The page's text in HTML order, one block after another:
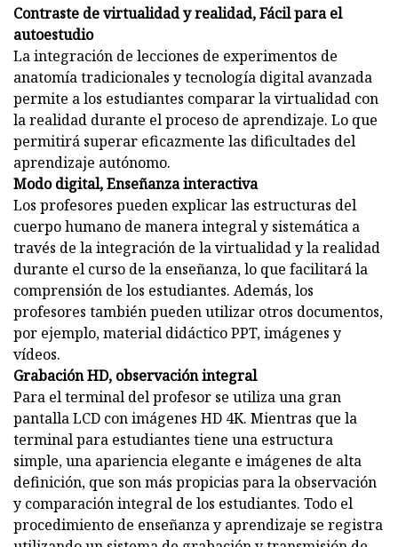
Contraste de virtualidad y realidad, Fácil para el
autoestudio
La integración de lecciones de experimentos de
anatomía tradicionales y tecnología digital avanzada
permite a los estudiantes comparar la virtualidad con
la realidad durante el proceso de aprendizaje. Lo que
permitirá superar eficazmente las dificultades del
aprendizaje autónomo.
Modo digital, Enseñanza interactiva
Los profesores pueden explicar las estructuras del
cuerpo humano de manera integral y sistemática a
través de la integración de la virtualidad y la realidad
durante el curso de la enseñanza, lo que facilitará la
comprensión de los estudiantes. Además, los
profesores también pueden utilizar otros documentos,
por ejemplo, material didáctico PPT, imágenes y
vídeos.
Grabación HD, observación integral
Para el terminal del profesor se utiliza una gran
pantalla LCD con imágenes HD 4K. Mientras que la
terminal para estudiantes tiene una estructura
simple, una apariencia elegante e imágenes de alta
definición, que son más propicias para la observación
y comparación integral de los estudiantes. Todo el
procedimiento de enseñanza y aprendizaje se registra